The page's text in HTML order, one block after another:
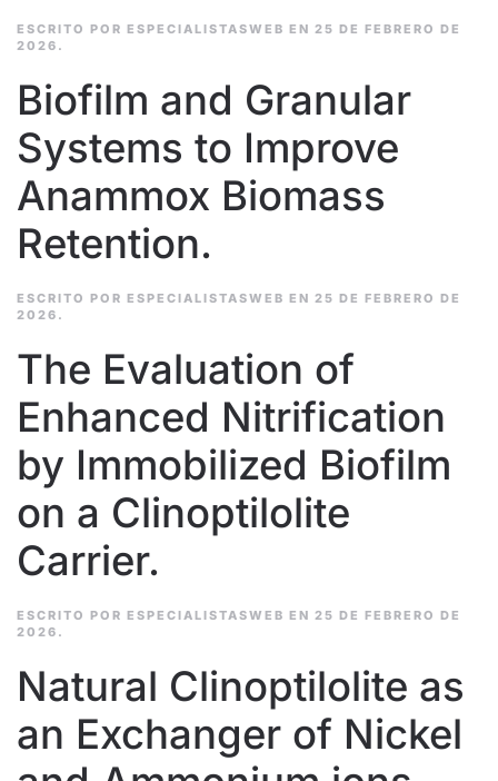
ESCRITO POR ESPECIALISTASWEB EN 25 DE FEBRERO DE
2026 .
Biofilm and Granular
Systems to Improve
Anammox Biomass
Retention.
ESCRITO POR ESPECIALISTASWEB EN 25 DE FEBRERO DE
2026 .
The Evaluation of
Enhanced Nitrification
by Immobilized Biofilm
on a Clinoptilolite
Carrier.
ESCRITO POR ESPECIALISTASWEB EN 25 DE FEBRERO DE
2026 .
Natural Clinoptilolite as
an Exchanger of Nickel